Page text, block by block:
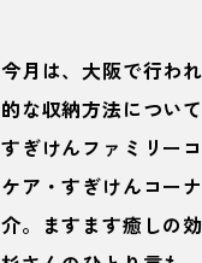
今月は、大阪で行わ
的な収納方法につい
すぎけんファミリー
ケア・すぎけんコー
介。ますます癒しの